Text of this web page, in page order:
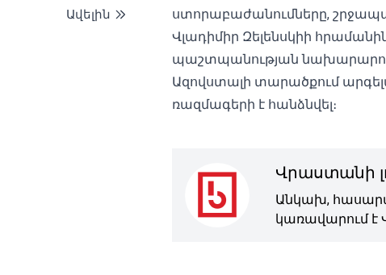
Ավելին
ստորաբաժանումները,
Վլադիմիր Զելենսկիի
պաշտպանության
Ազովստալի տարածքում
ռազմագերի է հանձնվել։
Վրաստանի
Անկախ,
կառավարում է